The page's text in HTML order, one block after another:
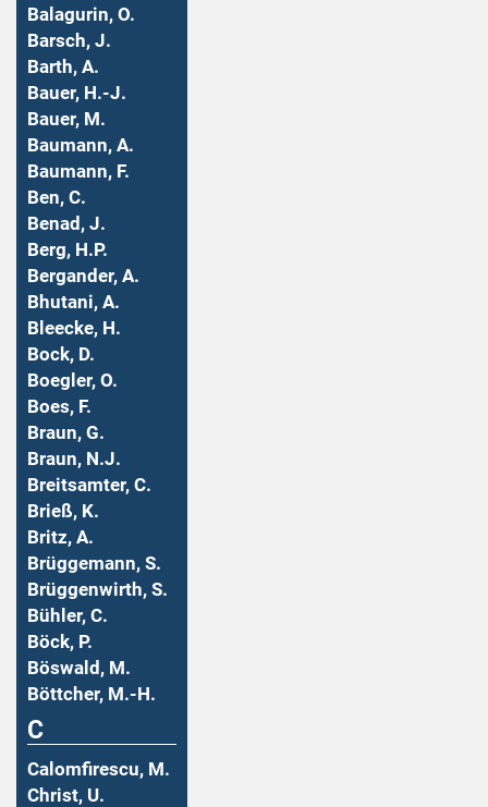
Balagurin, O.
Barsch, J.
Barth, A.
Bauer, H.-J.
Bauer, M.
Baumann, A.
Baumann, F.
Ben, C.
Benad, J.
Berg, H.P.
Bergander, A.
Bhutani, A.
Bleecke, H.
Bock, D.
Boegler, O.
Boes, F.
Braun, G.
Braun, N.J.
Breitsamter, C.
Brieß, K.
Britz, A.
Brüggemann, S.
Brüggenwirth, S.
Bühler, C.
Böck, P.
Böswald, M.
Böttcher, M.-H.
C
Calomfirescu, M.
Christ, U.